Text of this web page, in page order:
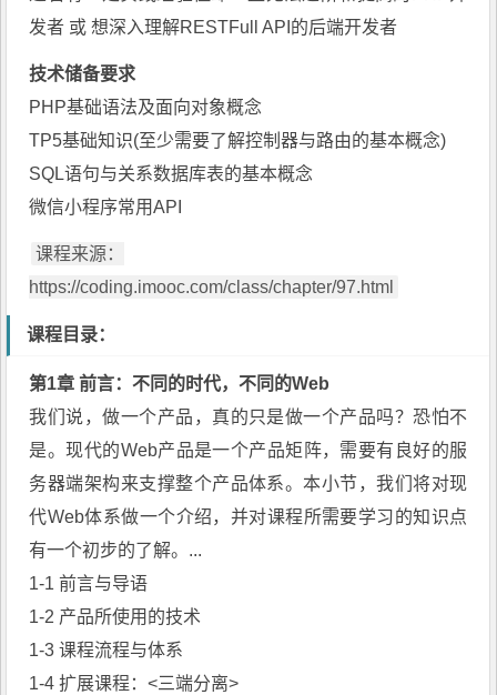
发者 或 想深入理解RESTFull API的后端开发者
技术储备要求
PHP基础语法及面向对象概念
TP5基础知识(至少需要了解控制器与路由的基本概念)
SQL语句与关系数据库表的基本概念
微信小程序常用API
课程来源：
https://coding.imooc.com/class/chapter/97.html
课程目录：
第1章 前言：不同的时代，不同的Web
我们说，做一个产品，真的只是做一个产品吗？恐怕不
是。现代的Web产品是一个产品矩阵，需要有良好的服
务器端架构来支撑整个产品体系。本小节，我们将对现
代Web体系做一个介绍，并对课程所需要学习的知识点
有一个初步的了解。...
1-1 前言与导语
1-2 产品所使用的技术
1-3 课程流程与体系
1-4 扩展课程：<三端分离>